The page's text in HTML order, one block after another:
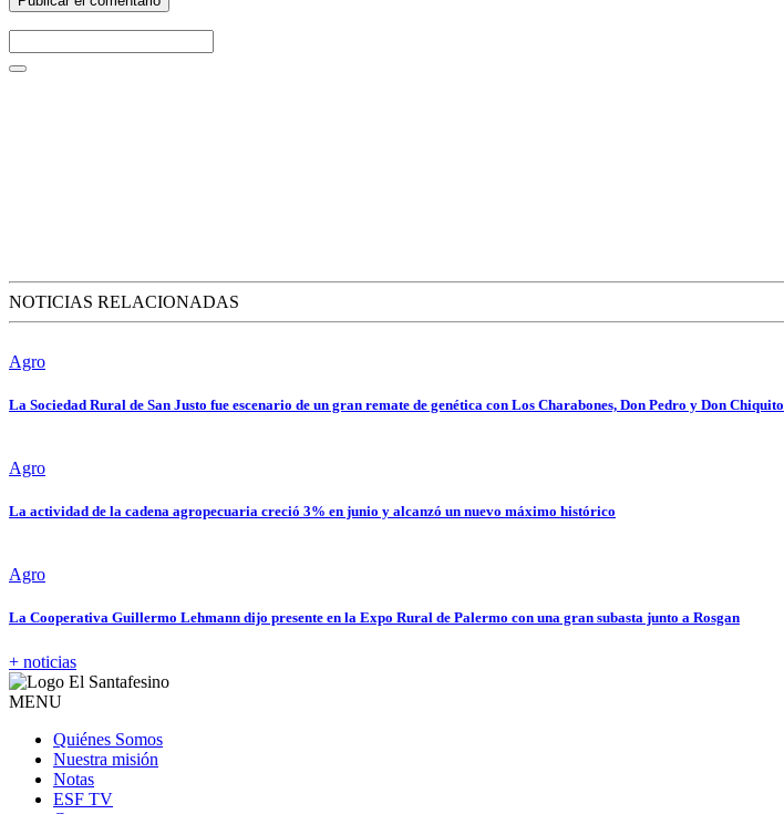
NOTICIAS RELACIONADAS
Agro
La Sociedad Rural de San Justo fue escenario de un gran remate de genética con Los Charabones, Don Pedro y Don Chiquito
Agro
La actividad de la cadena agropecuaria creció 3% en junio y alcanzó un nuevo máximo histórico
Agro
La Cooperativa Guillermo Lehmann dijo presente en la Expo Rural de Palermo con una gran subasta junto a Rosgan
+ noticias
MENU
Quiénes Somos
Nuestra misión
Notas
ESF TV